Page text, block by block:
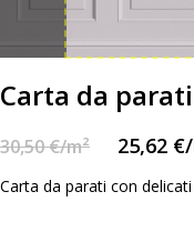
Carta da
30,50€/m² 25,62 €
Carta da parati con